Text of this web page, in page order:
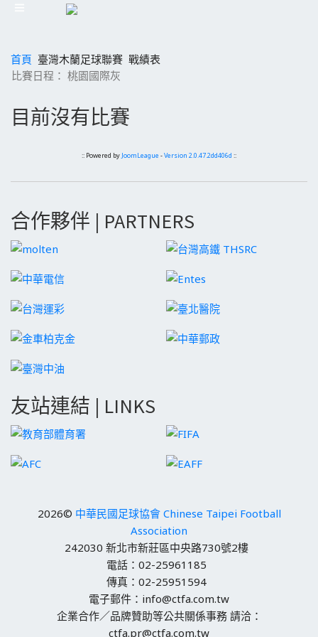
首頁 臺灣木蘭足球聯賽 戰績表
比賽日程： 桃園國際灰
目前沒有比賽
:: Powered by JoomLeague -Version 2.0.47.2dd406d ::
合作夥伴 | PARTNERS
友站連結 | LINKS
2026© 中華民國足球協會 Chinese Taipei Football
Association
242030 新北市新莊區中央路730號2樓
電話：02-25961185
傳真：02-25951594
電子郵件：info@ctfa.com.tw
企業合作／品牌贊助等公共關係事務 請洽：
ctfa.pr@ctfa.com.tw